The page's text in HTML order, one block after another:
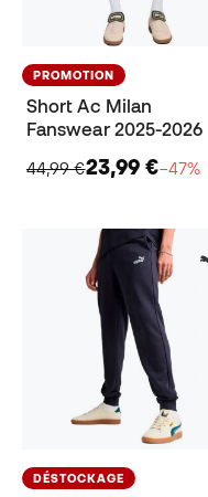
PROMOTION
Short Ac Milan
Fanswear 2025-2026
44,99 €23,99 €−47%
DÉSTOCKAGE